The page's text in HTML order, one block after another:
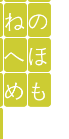
ねの
へほ
め も